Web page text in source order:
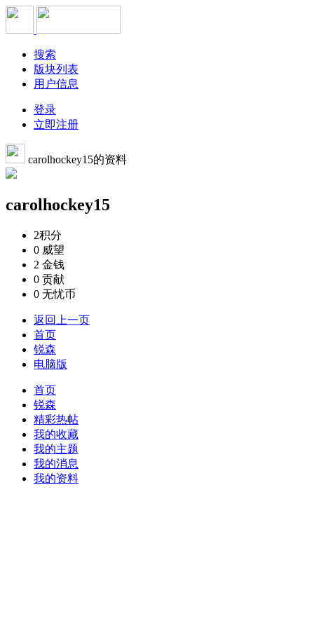
搜索
版块列表
用户信息
登录
立即注册
carolhockey15的资料
carolhockey15
2积分
0 威望
2 金钱
0 贡献
0 无忧币
返回上一页
首页
锐森
电脑版
首页
锐森
精彩热帖
我的收藏
我的主题
我的消息
我的资料